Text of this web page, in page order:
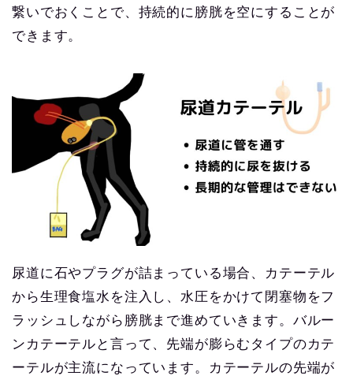
繋いでおくことで、持続的に膀胱を空にすることが
できます。
尿道に石やプラグが詰まっている場合、カテーテル
から生理食塩水を注入し、水圧をかけて閉塞物をフ
ラッシュしながら膀胱まで進めていきます。バルー
ンカテーテルと言って、先端が膨らむタイプのカテ
ーテルが主流になっています。カテーテルの先端が